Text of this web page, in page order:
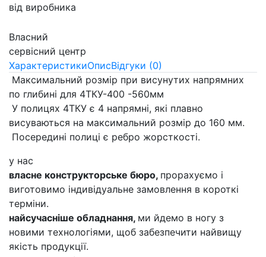
від виробника
Власний
сервісний центр
ХарактеристикиОписВідгуки (0)
Максимальний розмір при висунутих напрямних
по глибині для 4ТКУ-400 -560мм
У полицях 4ТКУ є 4 напрямні, які плавно
висуваються на максимальний розмір до 160 мм.
Посередині полиці є ребро жорсткості.
у нас
власне конструкторське бюро, прорахуємо і
виготовимо індивідуальне замовлення в короткі
терміни.
найсучасніше обладнання, ми йдемо в ногу з
новими технологіями, щоб забезпечити найвищу
якість продукції.